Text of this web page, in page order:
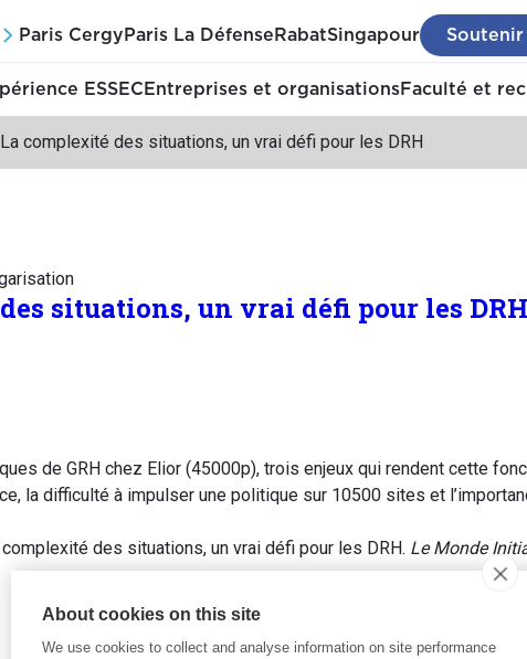
Paris Cergy Paris La Défense RabatSingapour Soutenir
ESSEC Entreprises et organisationsFaculté et
La complexité des situations, un vrai défi pour les DRH
situations, un vrai défi pour les DRH
de GRH chez Elior (45000p), trois enjeux qui rendent cette
la difficulté à impulser une politique sur 10500 sites et
complexité des situations, un vrai défi pour les DRH. Le Monde
About cookies on this site
We use cookies to collect and analyse information on site performance